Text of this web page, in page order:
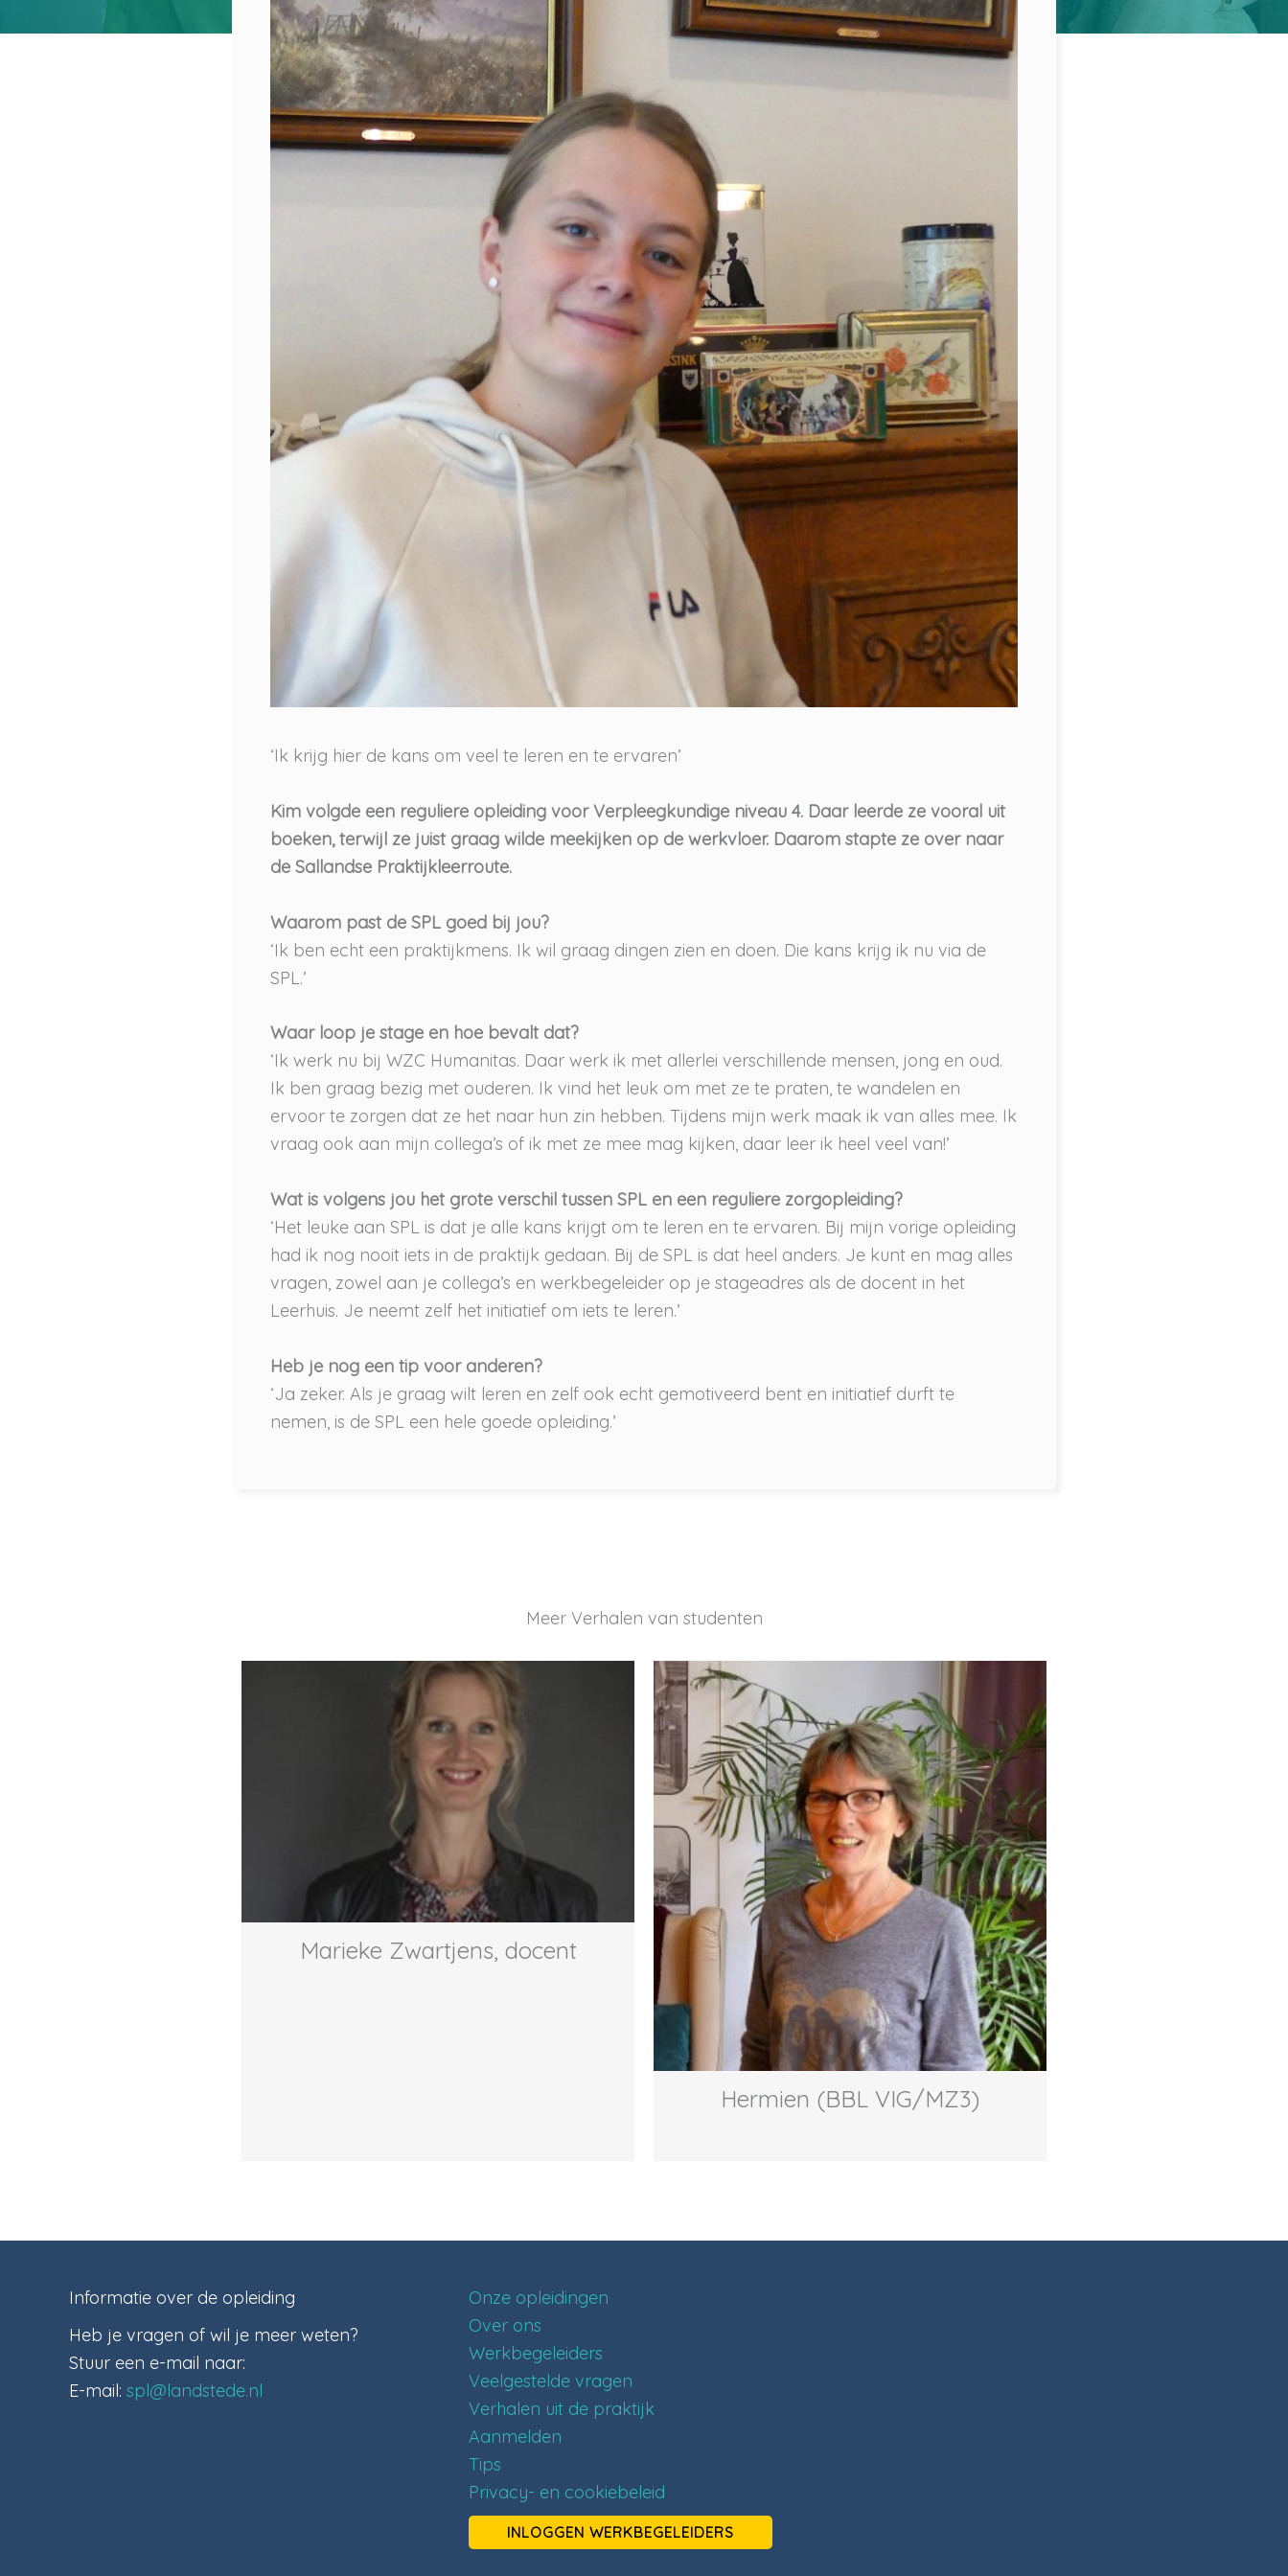
‘Ik krijg hier de kans om veel te leren en te ervaren’
Kim volgde een reguliere opleiding voor Verpleegkundige niveau 4. Daar leerde ze vooral uit
boeken, terwijl ze juist graag wilde meekijken op de werkvloer. Daarom stapte ze over naar
de Sallandse Praktijkleerroute.
Waarom past de SPL goed bij jou?
‘Ik ben echt een praktijkmens. Ik wil graag dingen zien en doen. Die kans krijg ik nu via de
SPL.’
Waar loop je stage en hoe bevalt dat?
‘Ik werk nu bij WZC Humanitas. Daar werk ik met allerlei verschillende mensen, jong en oud.
Ik ben graag bezig met ouderen. Ik vind het leuk om met ze te praten, te wandelen en
ervoor te zorgen dat ze het naar hun zin hebben. Tijdens mijn werk maak ik van alles mee. Ik
vraag ook aan mijn collega’s of ik met ze mee mag kijken, daar leer ik heel veel van!’
Wat is volgens jou het grote verschil tussen SPL en een reguliere zorgopleiding?
‘Het leuke aan SPL is dat je alle kans krijgt om te leren en te ervaren. Bij mijn vorige opleiding
had ik nog nooit iets in de praktijk gedaan. Bij de SPL is dat heel anders. Je kunt en mag alles
vragen, zowel aan je collega’s en werkbegeleider op je stageadres als de docent in het
Leerhuis. Je neemt zelf het initiatief om iets te leren.’
Heb je nog een tip voor anderen?
‘Ja zeker. Als je graag wilt leren en zelf ook echt gemotiveerd bent en initiatief durft te
nemen, is de SPL een hele goede opleiding.’
Meer Verhalen van studenten
Marieke Zwartjens, docent
Hermien (BBL VIG/MZ3)
Informatie over de opleiding
Heb je vragen of wil je meer weten?
Stuur een e-mail naar:
E-mail: spl@landstede.nl
Onze opleidingen
Over ons
Werkbegeleiders
Veelgestelde vragen
Verhalen uit de praktijk
Aanmelden
Tips
Privacy- en cookiebeleid
INLOGGEN WERKBEGELEIDERS